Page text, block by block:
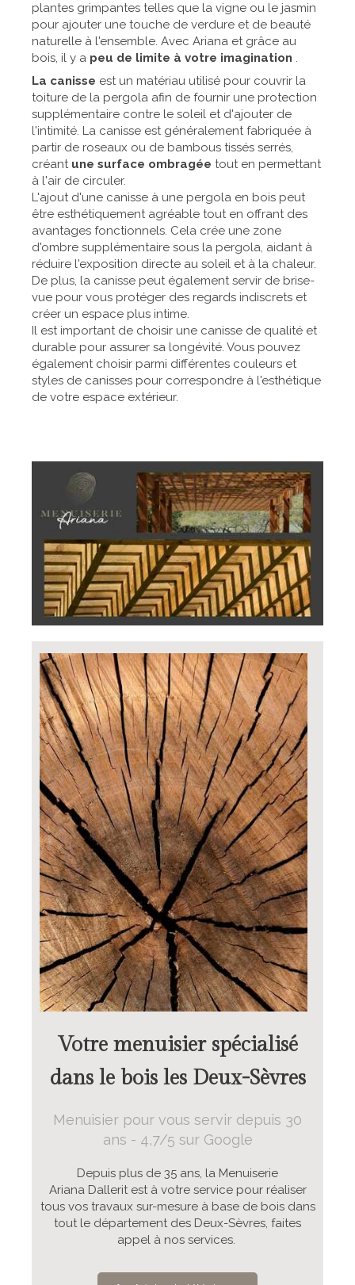
plantes grimpantes telles que la vigne ou le jasmin
pour ajouter une touche de verdure et de beauté
naturelle à l'ensemble. Avec Ariana et grâce au
bois, il y a peu de limite à votre imagination .
La canisse est un matériau utilisé pour couvrir la
toiture de la pergola afin de fournir une protection
supplémentaire contre le soleil et d'ajouter de
l'intimité. La canisse est généralement fabriquée à
partir de roseaux ou de bambous tissés serrés,
créant une surface ombragée tout en permettant
à l'air de circuler.
L'ajout d'une canisse à une pergola en bois peut
être esthétiquement agréable tout en offrant des
avantages fonctionnels. Cela crée une zone
d'ombre supplémentaire sous la pergola, aidant à
réduire l'exposition directe au soleil et à la chaleur.
De plus, la canisse peut également servir de brise-
vue pour vous protéger des regards indiscrets et
créer un espace plus intime.
Il est important de choisir une canisse de qualité et
durable pour assurer sa longévité. Vous pouvez
également choisir parmi différentes couleurs et
styles de canisses pour correspondre à l'esthétique
de votre espace extérieur.
Votre menuisier spécialisé
dans le bois les Deux-Sèvres
Menuisier pour vous servir depuis 30
ans - 4,7/5 sur Google
Depuis plus de 35 ans, la Menuiserie
Ariana Dallerit est à votre service pour réaliser
tous vos travaux sur-mesure à base de bois dans
tout le département des Deux-Sèvres, faites
appel à nos services.